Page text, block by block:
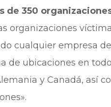
de 350
organizaciones
cualquier empresa
de ubicaciones en
y Canadá, así